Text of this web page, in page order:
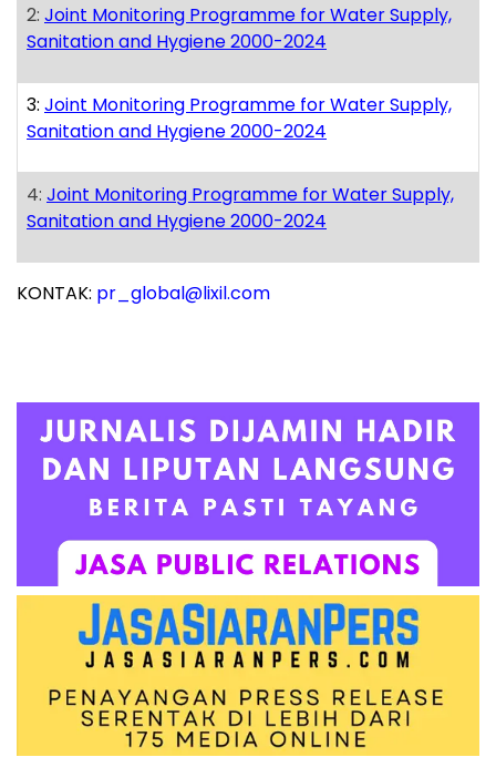
2: Joint Monitoring Programme for Water Supply,
Sanitation and Hygiene 2000-2024
3: Joint Monitoring Programme for Water Supply,
Sanitation and Hygiene 2000-2024
4: Joint Monitoring Programme for Water Supply,
Sanitation and Hygiene 2000-2024
KONTAK: pr_global@lixil.com